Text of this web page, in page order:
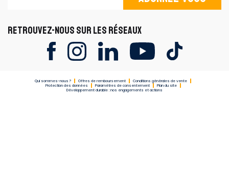
RETROUVEZ-NOUS SUR LES RÉSEAUX
Qui sommes-nous ? Offres de remboursement
Conditions générales de vente
Protection des données
Paramètres de consentement
Plan du site
Développement durable : nos engagements et actions